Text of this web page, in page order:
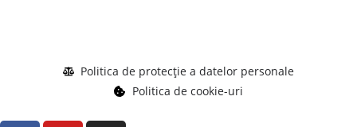
Politica de protecție a datelor personale
Politica de cookie-uri